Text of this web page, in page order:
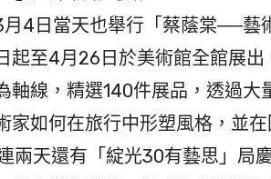
4日當天也舉行「蔡蔭棠──藝
起至4月26日於美術館全館展
軸線，精選140件展品，透過大
家如何在旅行中形塑風格，並
兩天還有「綻光30有藝思」局